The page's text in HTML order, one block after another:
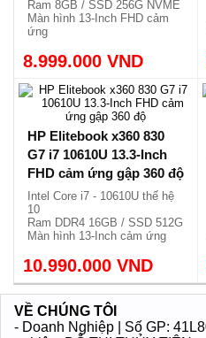
cảm ứng tách rời phím
Intel Core i7 - 8565U thế hệ 8
Ram 8GB / SSD 256G NVME
Màn hình 13-Inch FHD cảm
ứng
Phím tách rời, nhẹ 1.175kg.
8.999.000 VND
HP Elitebook x360 830
G7 i7 10610U 13.3-Inch
FHD cảm ứng gập 360 độ
Intel Core i7 - 10610U thế hệ
Ram DDR4 16GB / SSD 512G
Màn hình 13-Inch cảm ứng
x360
Vỏ nhôm siêu mỏng nhẹ chỉ
1.31kg
10.990.000 VND